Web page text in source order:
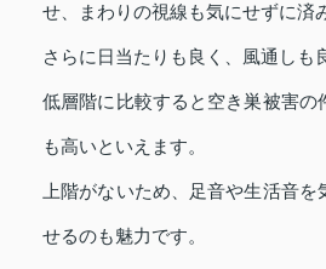
せ、まわりの視線も気にせずに済
さらに日当たりも良く、風通しも
低層階に比較すると空き巣被害の
も高いといえます。
上階がないため、足音や生活音
せるのも魅力です。